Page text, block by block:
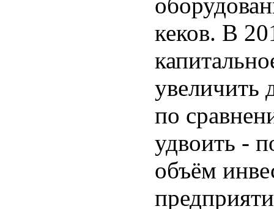
кеков. В
увеличить
по
удвоить -
объём